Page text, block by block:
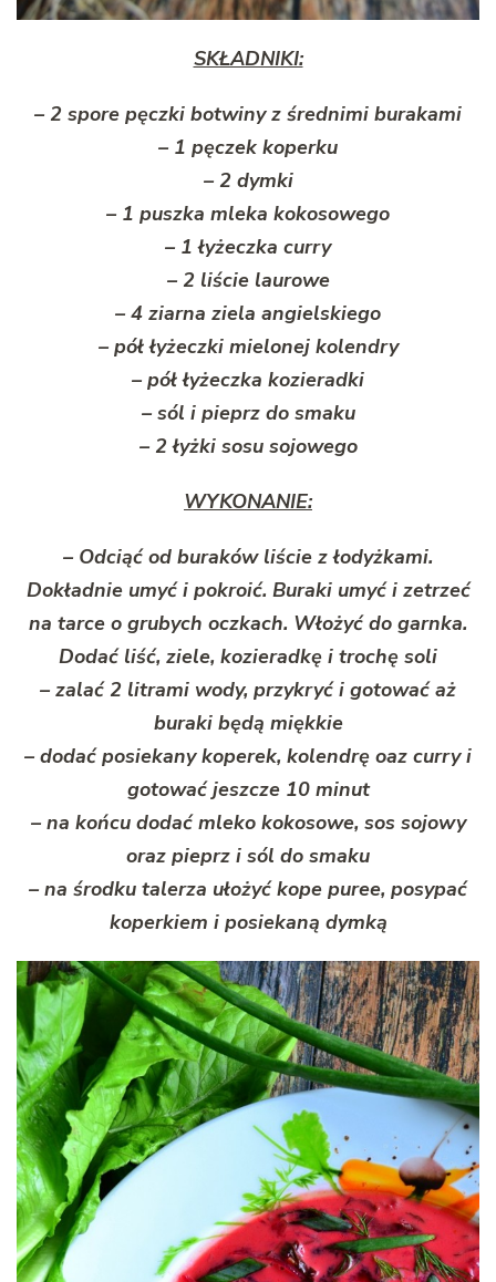
SKŁADNIKI:
– 2 spore pęczki botwiny z średnimi burakami
– 1 pęczek koperku
– 2 dymki
– 1 puszka mleka kokosowego
– 1 łyżeczka curry
– 2 liście laurowe
– 4 ziarna ziela angielskiego
– pół łyżeczki mielonej kolendry
– pół łyżeczka kozieradki
– sól i pieprz do smaku
– 2 łyżki sosu sojowego
WYKONANIE:
– Odciąć od buraków liście z łodyżkami.
Dokładnie umyć i pokroić. Buraki umyć i zetrzeć
na tarce o grubych oczkach. Włożyć do garnka.
Dodać liść, ziele, kozieradkę i trochę soli
– zalać 2 litrami wody, przykryć i gotować aż
buraki będą miękkie
– dodać posiekany koperek, kolendrę oaz curry i
gotować jeszcze 10 minut
– na końcu dodać mleko kokosowe, sos sojowy
oraz pieprz i sól do smaku
– na środku talerza ułożyć kope puree, posypać
koperkiem i posiekaną dymką